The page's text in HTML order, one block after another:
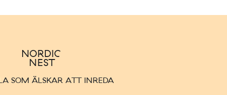
SOM ÄLSKAR ATT INREDA